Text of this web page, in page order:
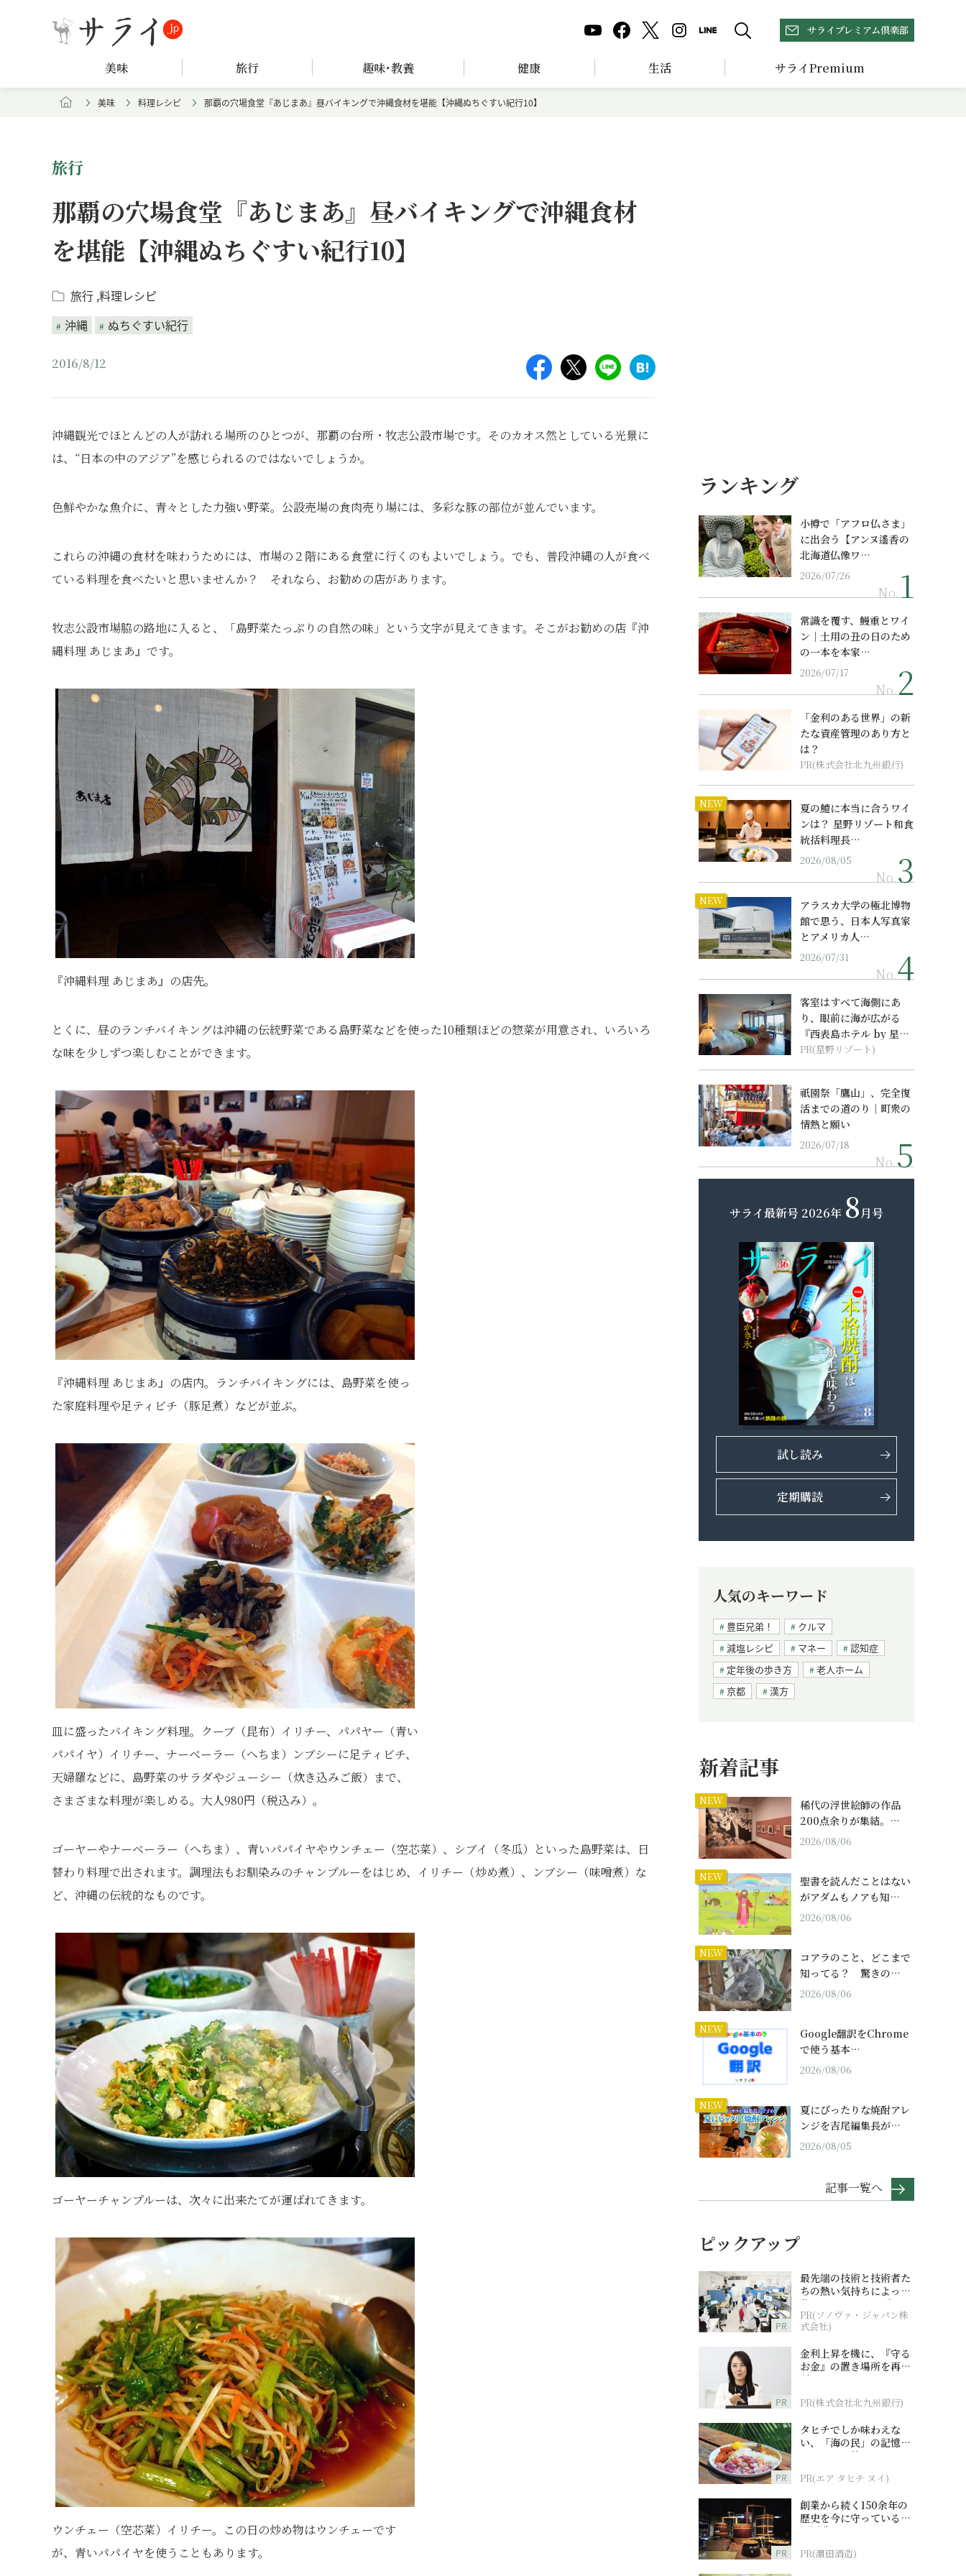
サライプレミアム倶楽部
美味 旅行 趣味･教養 健康 生活 サライPremium
美味 料理レシピ 那覇の穴場食堂『あじまあ』昼バイキングで沖縄食材を堪能【沖縄ぬちぐすい紀行10】
旅行
那覇の穴場食堂『あじまあ』昼バイキングで沖縄食材
を堪能【沖縄ぬちぐすい紀行10】
旅行 料理レシピ
沖縄
ぬちぐすい紀行
2016/8/12
沖縄観光でほとんどの人が訪れる場所のひとつが、那覇の台所・牧志公設市場です。そのカオス然としている光景に
は、“日本の中のアジア”を感じられるのではないでしょうか。
色鮮やかな魚介に、青々とした力強い野菜。公設売場の食肉売り場には、多彩な豚の部位が並んでいます。
これらの沖縄の食材を味わうためには、市場の２階にある食堂に行くのもよいでしょう。でも、普段沖縄の人が食べ
ている料理を食べたいと思いませんか？ それなら、お勧めの店があります。
牧志公設市場脇の路地に入ると、「島野菜たっぷりの自然の味」という文字が見えてきます。そこがお勧めの店『沖
縄料理 あじまあ』です。
『沖縄料理 あじまあ』の店先。
とくに、昼のランチバイキングは沖縄の伝統野菜である島野菜などを使った10種類ほどの惣菜が用意され、いろいろ
な味を少しずつ楽しむことができます。
『沖縄料理 あじまあ』の店内。ランチバイキングには、島野菜を使っ
た家庭料理や足ティビチ（豚足煮）などが並ぶ。
皿に盛ったバイキング料理。クーブ（昆布）イリチー、パパヤー（青い
パパイヤ）イリチー、ナーベーラー（へちま）ンブシーに足ティビチ、
天婦羅などに、島野菜のサラダやジューシー（炊き込みご飯）まで、
さまざまな料理が楽しめる。大人980円（税込み）。
ゴーヤーやナーベーラー（へちま）、青いパパイヤやウンチェー（空芯菜）、シブイ（冬瓜）といった島野菜は、日
替わり料理で出されます。調理法もお馴染みのチャンプルーをはじめ、イリチー（炒め煮）、ンブシー（味噌煮）な
ど、沖縄の伝統的なものです。
ゴーヤーチャンプルーは、次々に出来たてが運ばれてきます。
ウンチェー（空芯菜）イリチー。この日の炒め物はウンチェーです
が、青いパパイヤを使うこともあります。
ランキング
小樽で「アフロ仏さま」
に出会う【アンヌ遙香の
北海道仏像ワ…
2026/07/26
No.
常識を覆す、鰻重とワイ
ン｜土用の丑の日のため
の一本を本家…
2026/07/17
No.
「金利のある世界」の新
たな資産管理のあり方と
は？
PR(株式会社北九州銀行)
NEW
夏の鱧に本当に合うワイ
ンは？ 星野リゾート和食
統括料理長…
2026/08/05
No.
NEW
アラスカ大学の極北博物
館で思う、日本人写真家
とアメリカ人…
2026/07/31
No.
客室はすべて海側にあ
り、眼前に海が広がる
『西表島ホテル by 星野
リゾート』
PR(星野リゾート)
祇園祭「鷹山」、完全復
活までの道のり｜町衆の
情熱と願い
2026/07/18
No.
サライ最新号 2026年 8月号
試し読み
定期購読
人気のキーワード
豊臣兄弟！
クルマ
減塩レシピ
マネー
認知症
定年後の歩き方
老人ホーム
京都
漢方
新着記事
NEW
稀代の浮世絵師の作品
200点余りが集結。…
2026/08/06
NEW
聖書を読んだことはない
がアダムもノアも知…
2026/08/06
NEW
コアラのこと、どこまで
知ってる？ 驚きの…
2026/08/06
NEW
Google翻訳をChrome
で使う基本…
2026/08/06
NEW
夏にぴったりな焼酎アレ
ンジを吉尾編集長が…
2026/08/05
記事一覧へ
ピックアップ
PR
最先端の技術と技術者た
ちの熱い気持ちによって
作られているオーダーメ
イド補聴器
PR(ソノヴァ・ジャパン株
式会社)
PR
金利上昇を機に、『守る
お金』の置き場所を再検
討
PR(株式会社北九州銀行)
PR
タヒチでしか味わえな
い、「海の民」の記憶へ
とつながる旅
PR(エア タヒチ ヌイ)
PR
創業から続く150余年の
歴史を今に守っている濵
田酒造
PR(濵田酒造)